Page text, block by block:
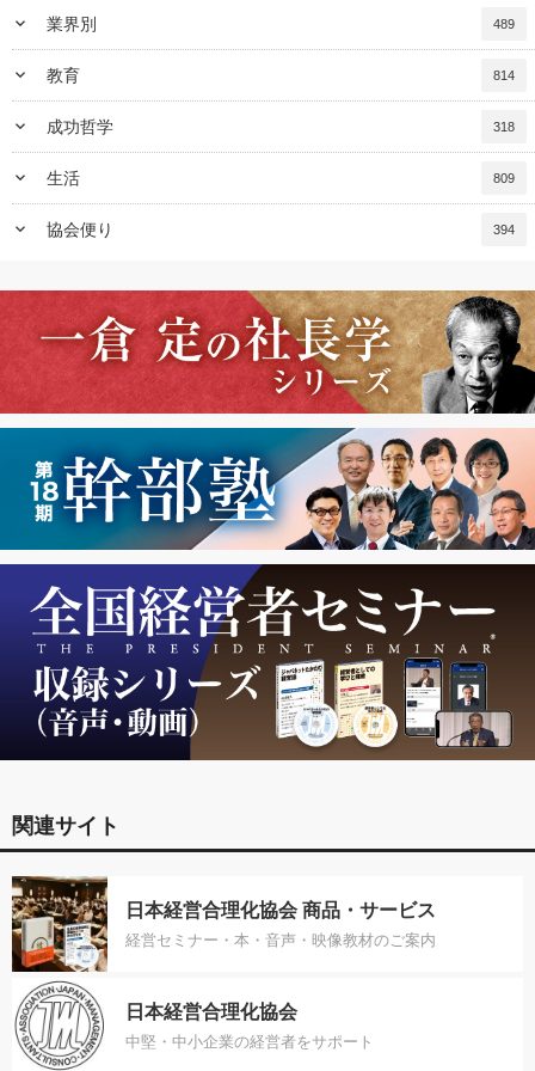
keyboard_arrow_down 業界別 489
keyboard_arrow_down 教育 814
keyboard_arrow_down 成功哲学 318
keyboard_arrow_down 生活 809
keyboard_arrow_down 協会便り 394
関連サイト
日本経営合理化協会 商品・サービス
経営セミナー・本・音声・映像教材のご案内
日本経営合理化協会
中堅・中小企業の経営者をサポート